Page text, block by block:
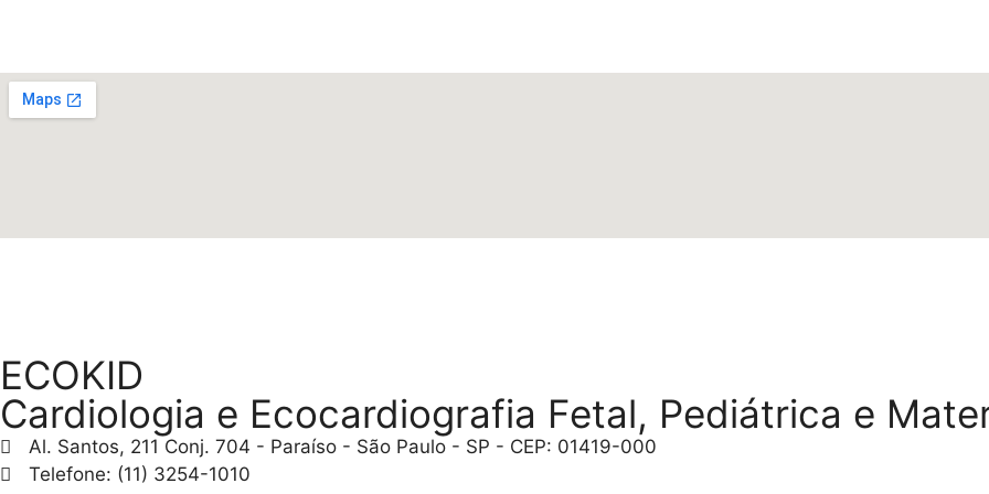
ECOKID
Cardiologia e Ecocardiografia Fetal, Pediátrica e
Al. Santos, 211 Conj. 704 - Paraíso - São Paulo - SP - CEP: 01419-000
Telefone: (11) 3254-1010